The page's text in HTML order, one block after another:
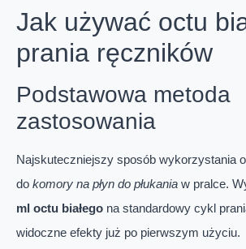
Jak używać octu
prania ręczników
Podstawowa metoda
zastosowania
Najskuteczniejszy sposób wykorzystania
do komory na płyn do płukania w pralce.
ml octu białego na standardowy cykl
widoczne efekty już po pierwszym użyciu.